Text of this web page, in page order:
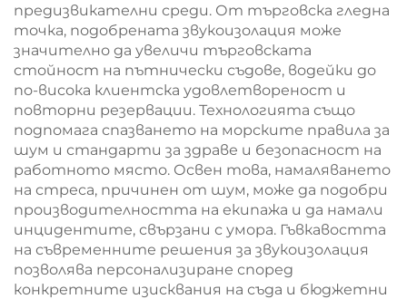
предизвикателни среди. От търговска гледна
точка, подобрената звукоизолация може
значително да увеличи търговската
стойност на пътнически съдове, водейки до
по-висока клиентска удовлетвореност и
повторни резервации. Технологията също
подпомага спазването на морските правила за
шум и стандарти за здраве и безопасност на
работното място. Освен това, намаляването
на стреса, причинен от шум, може да подобри
производителността на екипажа и да намали
инцидентите, свързани с умора. Гъвкавостта
на съвременните решения за звукоизолация
позволява персонализиране според
конкретните изисквания на съда и бюджетни